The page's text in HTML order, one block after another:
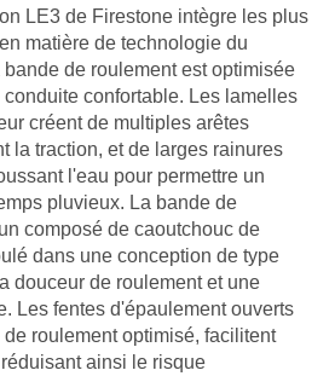
LE3 de Firestone intègre les plus
matière de technologie du
de roulement est optimisée
confortable. Les lamelles
créent de multiples arêtes
la traction, et de larges rainures
l'eau pour permettre un
pluvieux. La bande de
composé de caoutchouc de
dans une conception de type
douceur de roulement et une
Les fentes d'épaulement ouverts
roulement optimisé, facilitent
ainsi le risque